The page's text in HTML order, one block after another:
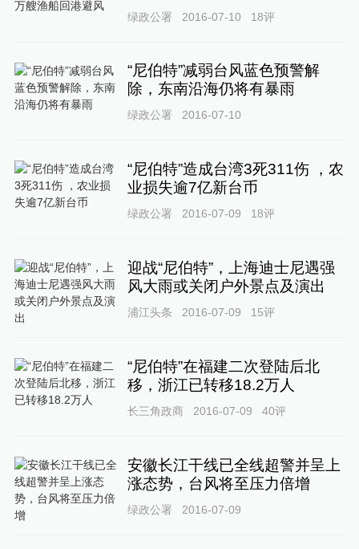
绿政公署 2016-07-10 18评
“尼伯特”减弱台风蓝色预警解
除，东南沿海仍将有暴雨
绿政公署 2016-07-10
“尼伯特”造成台湾3死311伤 ，农
业损失逾7亿新台币
绿政公署 2016-07-09 18评
迎战“尼伯特”，上海迪士尼遇强
风大雨或关闭户外景点及演出
浦江头条 2016-07-09 15评
“尼伯特”在福建二次登陆后北
移，浙江已转移18.2万人
长三角政商 2016-07-09 40评
安徽长江干线已全线超警并呈上
涨态势，台风将至压力倍增
绿政公署 2016-07-09